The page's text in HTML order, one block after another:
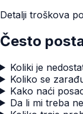
Detalji troškova
Često
Koliki je
Koliko se
Kako naći
Da li mi treba